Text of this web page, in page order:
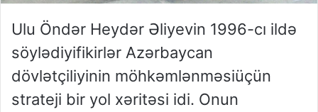
Ulu Öndər Heydər Əliyevin 1996-cı ildə
söylədiyifikirlər Azərbaycan
dövlətçiliyinin möhkəmlənməsiüçün
strateji bir yol xəritəsi idi. Onun